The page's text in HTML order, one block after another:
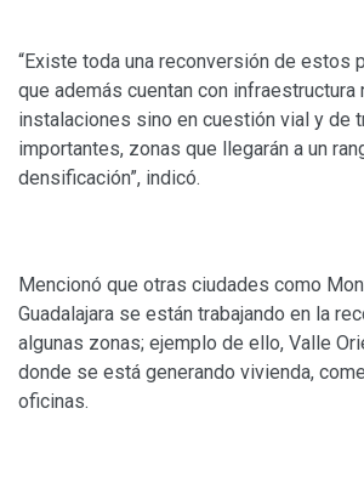
“Existe toda una reconversión de estos
que además cuentan con infraestructura
instalaciones sino en cuestión vial y de
importantes, zonas que llegarán a un
densificación”, indicó.
Mencionó que otras ciudades como
Guadalajara se están trabajando en la
algunas zonas; ejemplo de ello, Valle
donde se está generando vivienda,
oficinas.